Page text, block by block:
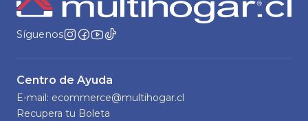
Síguenos
Centro de Ayuda
E-mail: ecommerce@multihogar.cl
Recupera tu Boleta